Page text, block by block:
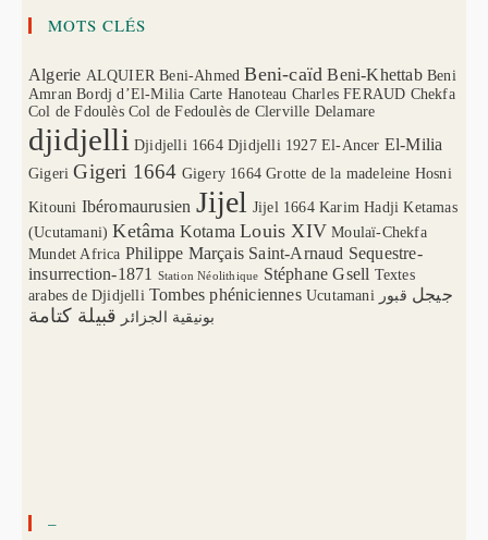
MOTS CLÉS
Algerie ALQUIER Beni-Ahmed Beni-caïd Beni-Khettab Beni
Amran Bordj d’El-Milia Carte Hanoteau Charles FERAUD Chekfa
Col de Fdoulès Col de Fedoulès de Clerville Delamare
djidjelli Djidjelli 1664 Djidjelli 1927 El-Ancer El-Milia
Gigeri Gigeri 1664 Gigery 1664 Grotte de la madeleine Hosni
Kitouni Ibéromaurusien Jijel Jijel 1664 Karim Hadji Ketamas
(Ucutamani) Ketâma Kotama Louis XIV Moulaï-Chekfa
Mundet Africa Philippe Marçais Saint-Arnaud Sequestre-
insurrection-1871
Station Néolithique Stéphane Gsell Textes
arabes de Djidjelli Tombes phéniciennes Ucutamani جيجل قبور
بونيقية الجزائر قبيلة كتامة
–